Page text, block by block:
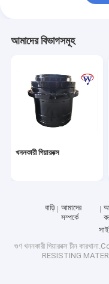
আমাদের বিভাগসমূহ
খননকারী গিয়ারবক্স
বাড়ি
আমাদের
সম্পর্কে
গুণ খননকারী গিয়ারবক্সচীন
RESISTING